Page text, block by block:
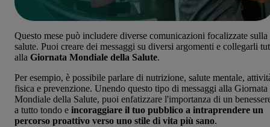
Questo mese può includere diverse comunicazioni focalizzate sulla
salute. Puoi creare dei messaggi su diversi argomenti e collegarli
alla Giornata Mondiale della Salute.
Per esempio, è possibile parlare di nutrizione, salute mentale,
fisica e prevenzione. Unendo questo tipo di messaggi alla Giornata
Mondiale della Salute, puoi enfatizzare l'importanza di un
a tutto tondo e incoraggiare il tuo pubblico a intraprendere un
percorso proattivo verso uno stile di vita più sano.